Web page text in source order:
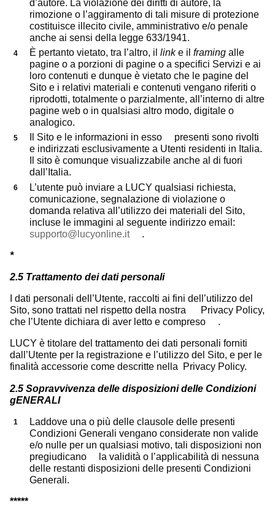
d’autore. La violazione dei diritti di autore, la
rimozione o l’aggiramento di tali misure di protezione
costituisce illecito civile, amministrativo e/o penale
anche ai sensi della legge 633/1941.
È pertanto vietato, tra l’altro, illinke ilframing alle
pagine o a porzioni di pagine o a specifici Servizi e ai
loro contenuti e dunque è vietato che le pagine del
Sito e i relativi materiali e contenuti vengano riferiti o
riprodotti, totalmente o parzialmente, all’interno di altre
pagine web o in qualsiasi altro modo, digitale o
analogico.
Il Sito e le informazioni in esso presenti sono rivolti
e indirizzati esclusivamente a Utenti residenti in Italia.
Il sito è comunque visualizzabile anche al di fuori
dall’Italia.
L’utente può inviare a LUCY qualsiasi richiesta,
comunicazione, segnalazione di violazione o
domanda relativa all’utilizzo dei materiali del Sito,
incluse le immagini al seguente indirizzo email:
supporto@lucyonline.it.
*
2.5 Trattamento dei dati personali
I dati personali dell’Utente, raccolti ai fini dell’utilizzo del
Sito, sono trattati nel rispetto della nostra Privacy Policy,
che l’Utente dichiara di aver letto e compreso .
LUCY è titolare del trattamento dei dati personali forniti
dall’Utente per la registrazione e l’utilizzo del Sito, e per le
finalità accessorie come descritte nella Privacy Policy.
2.5 Sopravvivenza delle disposizioni delle Condizioni
gENERALI
Laddove una o più delle clausole delle presenti
Condizioni Generali vengano considerate non valide
e/o nulle per un qualsiasi motivo, tali disposizioni non
pregiudicano la validità o l’applicabilità di nessuna
delle restanti disposizioni delle presenti Condizioni
Generali.
*****